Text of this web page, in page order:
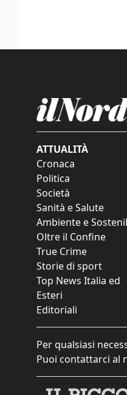
ATTUALITÀ
Cronaca
Politica
Società
Sanità e Salute
Ambiente e
Oltre il Confine
True Crime
Storie di sport
Top News Italia ed
Esteri
Editoriali
Per qualsiasi
Puoi contattarci al